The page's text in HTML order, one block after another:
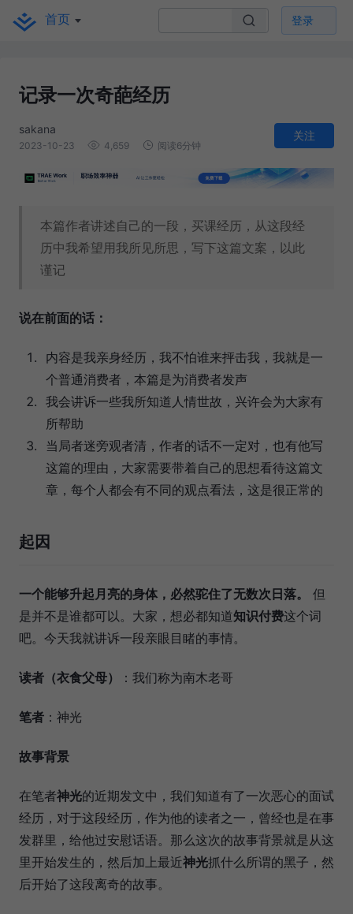
首页 登录
记录一次奇葩经历
sakana
2023-10-23 4,659 阅读6分钟
关注
本篇作者讲述自己的一段，买课经历，从这段经
历中我希望用我所见所思，写下这篇文案，以此
谨记
说在前面的话：
内容是我亲身经历，我不怕谁来抨击我，我就是一
个普通消费者，本篇是为消费者发声
我会讲诉一些我所知道人情世故，兴许会为大家有
所帮助
当局者迷旁观者清，作者的话不一定对，也有他写
这篇的理由，大家需要带着自己的思想看待这篇文
章，每个人都会有不同的观点看法，这是很正常的
起因
一个能够升起月亮的身体，必然驼住了无数次日落。
但
是并不是谁都可以。大家，想必都知道知识付费这个词
吧。今天我就讲诉一段亲眼目睹的事情。
读者（衣食父母） ：我们称为南木老哥
笔者 ：神光
故事背景
在笔者神光的近期发文中，我们知道有了一次恶心的面试
经历，对于这段经历，作为他的读者之一，曾经也是在事
发群里，给他过安慰话语。那么这次的故事背景就是从这
里开始发生的，然后加上最近神光抓什么所谓的黑子，然
后开始了这段离奇的故事。